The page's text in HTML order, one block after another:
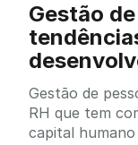
Gestão
Gestão de
RH que tem
capital humano